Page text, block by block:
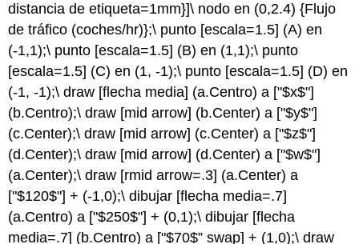
distancia de etiqueta=1mm}]\ nodo en (0,2.4) {Flujo
de tráfico (coches/hr)};\ punto [escala=1.5] (A) en
(-1,1);\ punto [escala=1.5] (B) en (1,1);\ punto
[escala=1.5] (C) en (1, -1);\ punto [escala=1.5] (D) en
(-1, -1);\ draw [flecha media] (a.Centro) a ["$x$"]
(b.Centro);\ draw [mid arrow] (b.Center) a ["$y$"]
(c.Center);\ draw [mid arrow] (c.Center) a ["$z$"]
(d.Center);\ draw [mid arrow] (d.Center) a ["$w$"]
(a.Center);\ draw [rmid arrow=.3] (a.Center) a
["$120$"] + (-1,0);\ dibujar [flecha media=.7]
(a.Centro) a ["$250$"] + (0,1);\ dibujar [flecha
media=.7] (b.Centro) a ["$70$” swap] + (1,0);\ draw